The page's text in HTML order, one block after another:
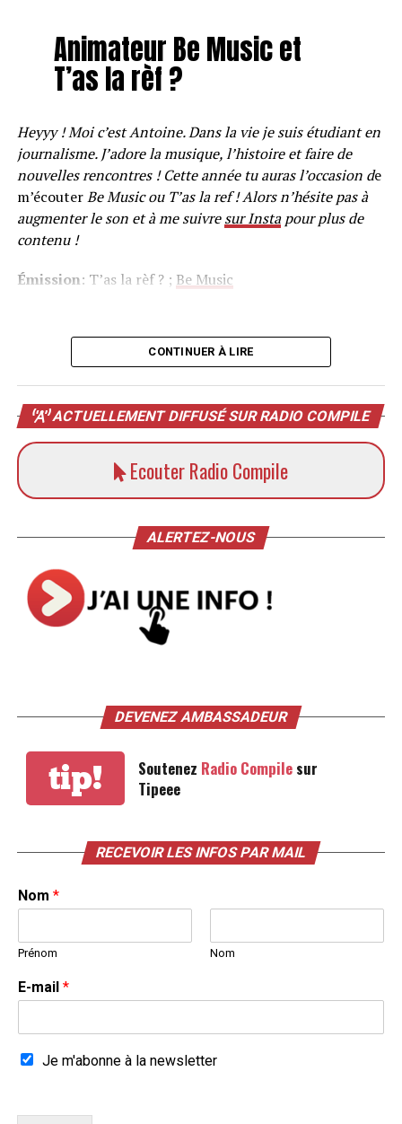
Animateur Be Music et
T’as la rèf ?
Heyyy ! Moi c’est Antoine. Dans la vie je suis étudiant en
journalisme. J’adore la musique, l’histoire et faire de
nouvelles rencontres ! Cette année tu auras l’occasion de
m’écouterBe Music ou T’as la ref ! Alors n’hésite pas à
augmenter le son et à me suivresur Instapour plus de
contenu !
Émission: T’as la rèf ? ; Be Music
CONTINUER À LIRE
ACTUELLEMENT DIFFUSÉ SUR RADIO COMPILE
Ecouter Radio Compile
ALERTEZ-NOUS
DEVENEZ AMBASSADEUR
tip! Soutenez Radio Compilesur
Tipeee
RECEVOIR LES INFOS PAR MAIL
Nom *
Prénom Nom
E-mail *
Je m'abonne à la newsletter